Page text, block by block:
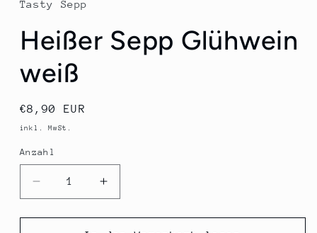
öffnen
Tasty Sepp
Heißer Sepp Glühwein
weiß
Normaler
Preis
€8,90 EUR
inkl. MwSt.
Anzahl
Verringere
die
Menge
Erhöhe
die
Menge